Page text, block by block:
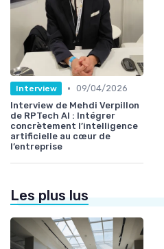
Interview • 09/04/2026
Interview de Mehdi Verpillon
de RPTech AI : Intégrer
concrètement l’intelligence
artificielle au cœur de
l’entreprise
Les plus lus